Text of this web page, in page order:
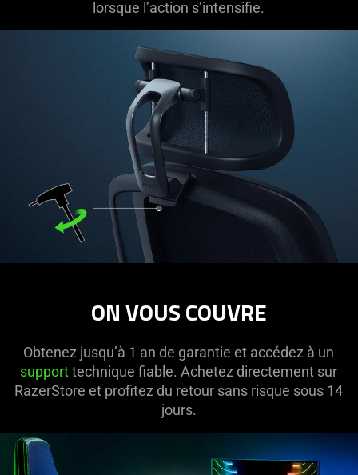
lorsque l’action s’intensifie.
ON VOUS COUVRE
Obtenez jusqu’à 1 an de garantie et accédez à un
supporttechnique fiable. Achetez directement sur
RazerStore et profitez du retour sans risque sous 14
jours.